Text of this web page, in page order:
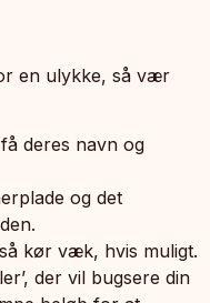
en ulykke, så vær
deres navn og
og det
kør væk, hvis muligt.
der vil bugsere din